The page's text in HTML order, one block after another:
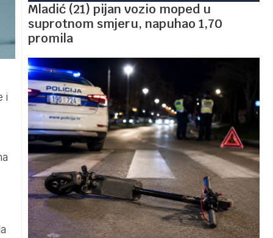
i
Mladić (21) pijan vozio moped u
suprotnom smjeru, napuhao 1,70
promila